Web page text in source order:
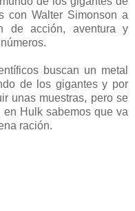
con Walter Simonson a
de acción, aventura y
buscan un metal
de los gigantes y por
unas muestras, pero se
Hulk sabemos que va
ración.